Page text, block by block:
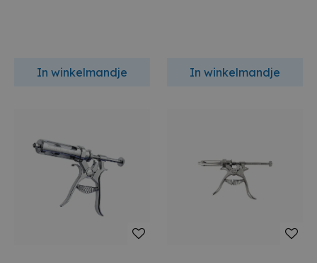
In winkelmandje In winkelmandje